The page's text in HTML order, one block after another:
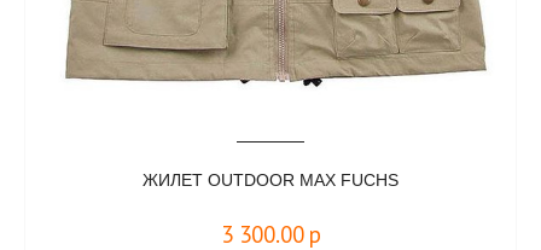
ЖИЛЕТ OUTDOOR MAX FUCHS
3 300.00 р